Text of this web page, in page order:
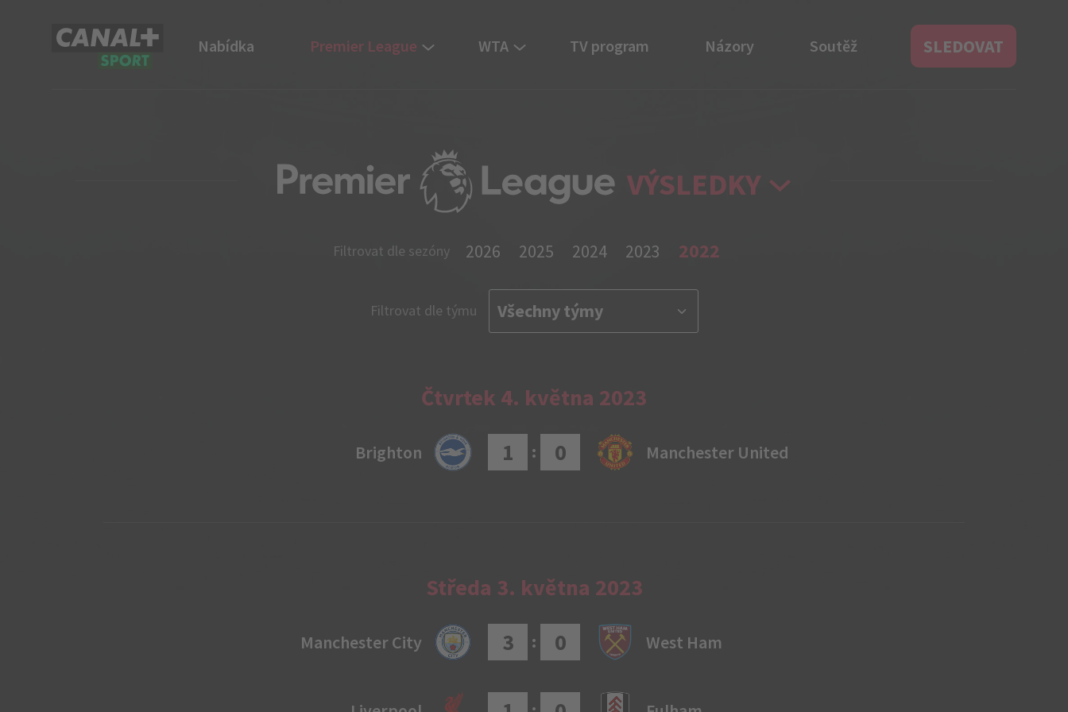
CANAL+ Sport Nabídka Premier League WTA TV program Názory Soutěž SLEDOVAT
VÝSLEDKY
Filtrovat dle sezóny 2026 2025 2024 2023 2022
Filtrovat dle týmu
Čtvrtek 4. května 2023
Brighton 1 : 0 Manchester United
Středa 3. května 2023
Manchester City 3 : 0 West Ham